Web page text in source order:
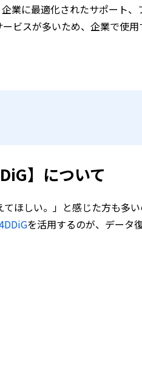
業に最適化されたサポート、
ビスが多いため、企業で使
】について
ほしい。」と感じた方も多
を活用するのが、データ